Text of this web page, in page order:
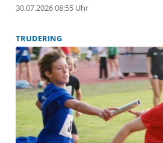
30.07.2026 08:55 Uhr
TRUDERING